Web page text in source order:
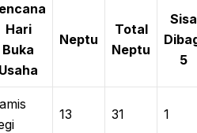
Hari
Buka
Usaha
Neptu
Total
Neptu
Sisa
5
13 31 1